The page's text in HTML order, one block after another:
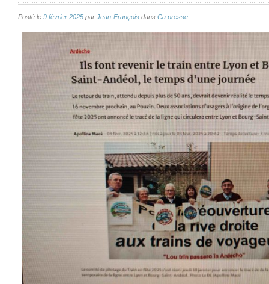
Posté le 9 février 2025 par Jean-François dans Ca presse